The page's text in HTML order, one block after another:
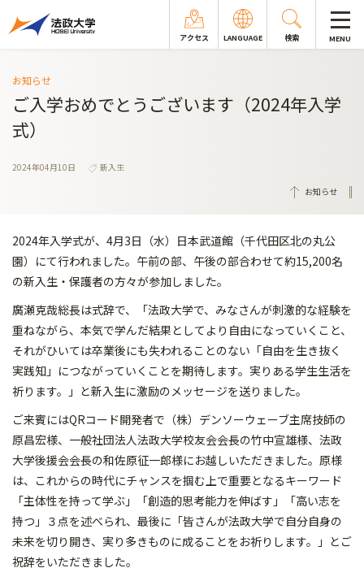
アクセス LANGUAGE 検索 MENU
お知らせ
ご入学おめでとうございます（2024年入学
式）
2024年04月10日
新入生
お知らせ
2024年入学式が、4月3日（水）日本武道館（千代田区北の丸公
園）にて行われました。午前の部、午後の部合わせて約15,200名
の新入生・保護者の方々が参加しました。
廣瀬克哉総長は式辞で、「法政大学で、みなさんが刺激的な経験を
重ねながら、本気で学んだ結果としてより自由になっていくこと、
それがひいては卒業後にも失われることのない「自由を生き抜く
実践知」につながっていくことを期待します。実りある学生生活を
祈ります。」と新入生に激励のメッセージを送りました。
ご来賓にはQRコード開発者で（株）デンソーウェーブ主席技師の
原昌宏様、一般社団法人法政大学校友会会長の竹中宣雄様、法政
大学後援会会長の和佐原征一郎様にお越しいただきました。原様
は、これからの時代にチャンスを掴む上で重要となるキーワード
「主体性を持って学ぶ」「創造的思考能力を伸ばす」「高い志を
持つ」３点を述べられ、最後に「皆さんが法政大学で自分自身の
未来を切り開き、実り多きものに成ることをお祈りします。」とご
祝辞をいただきました。